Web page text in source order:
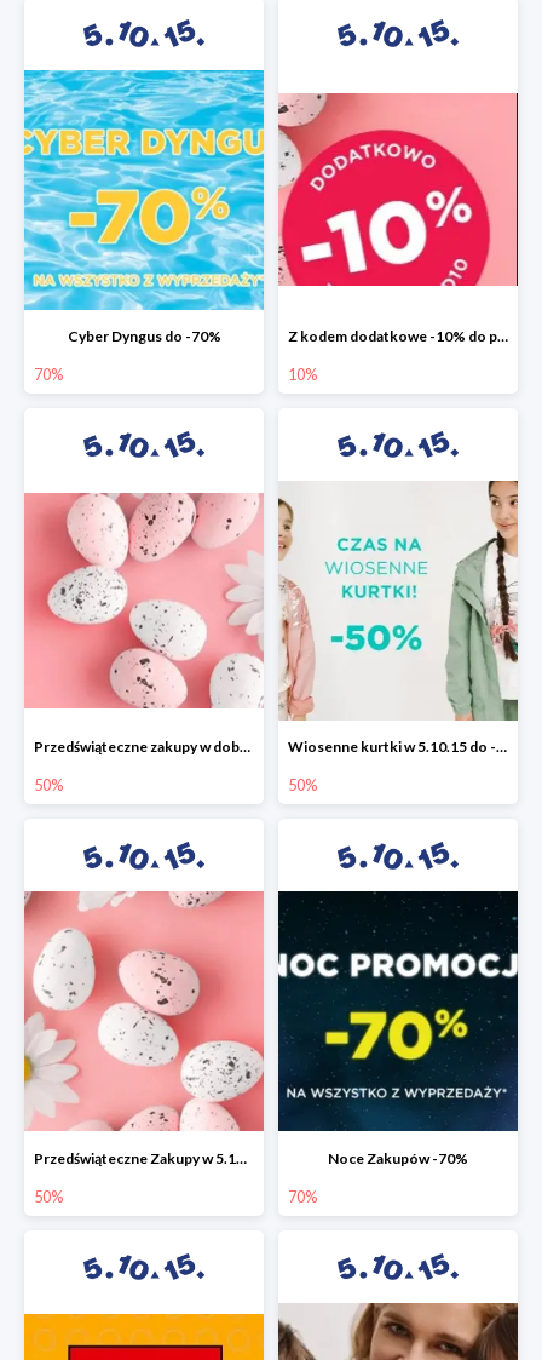
Cyber Dyngus do -70%
70%
Z kodem dodatkowe -10% do promocji -50%!
10%
Przedświąteczne zakupy w dobrym stylu -50%
50%
Wiosenne kurtki w 5.10.15 do -50%
50%
Przedświąteczne Zakupy w 5.10.15 do -50%
50%
Noce Zakupów -70%
70%